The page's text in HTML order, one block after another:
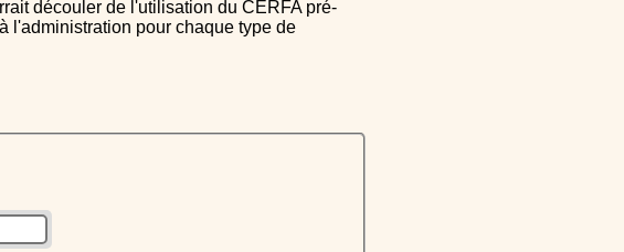
découler de l'utilisation du CERFA pré-
l'administration pour chaque type de